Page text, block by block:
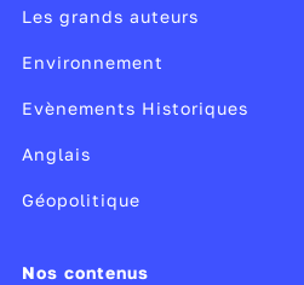
Les grands auteurs
Environnement
Evènements Historiques
Anglais
Géopolitique
Nos contenus